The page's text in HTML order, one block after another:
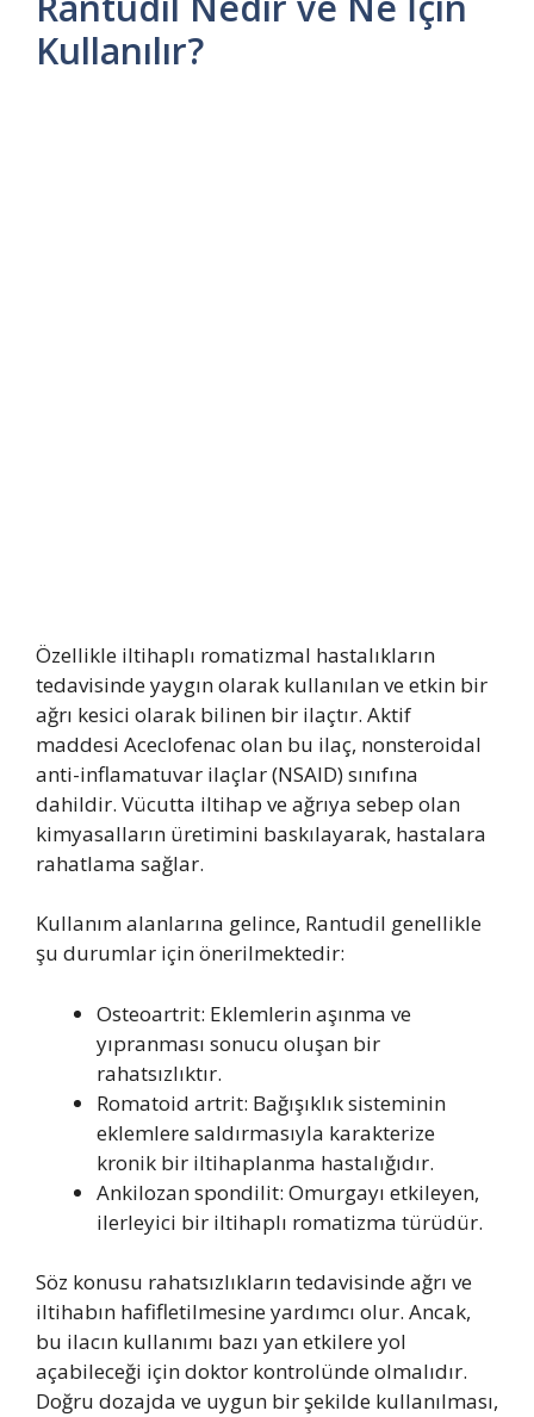
Kullanılır?
Özellikle iltihaplı romatizmal hastalıkların
tedavisinde yaygın olarak kullanılan ve etkin bir
ağrı kesici olarak bilinen bir ilaçtır. Aktif
maddesi Aceclofenac olan bu ilaç, nonsteroidal
anti-inflamatuvar ilaçlar (NSAID) sınıfına
dahildir. Vücutta iltihap ve ağrıya sebep olan
kimyasalların üretimini baskılayarak, hastalara
rahatlama sağlar.
Kullanım alanlarına gelince, Rantudil genellikle
şu durumlar için önerilmektedir:
Osteoartrit: Eklemlerin aşınma ve
yıpranması sonucu oluşan bir
rahatsızlıktır.
Romatoid artrit: Bağışıklık sisteminin
eklemlere saldırmasıyla karakterize
kronik bir iltihaplanma hastalığıdır.
Ankilozan spondilit: Omurgayı etkileyen,
ilerleyici bir iltihaplı romatizma türüdür.
Söz konusu rahatsızlıkların tedavisinde ağrı ve
iltihabın hafifletilmesine yardımcı olur. Ancak,
bu ilacın kullanımı bazı yan etkilere yol
açabileceği için doktor kontrolünde olmalıdır.
Doğru dozajda ve uygun bir şekilde kullanılması,